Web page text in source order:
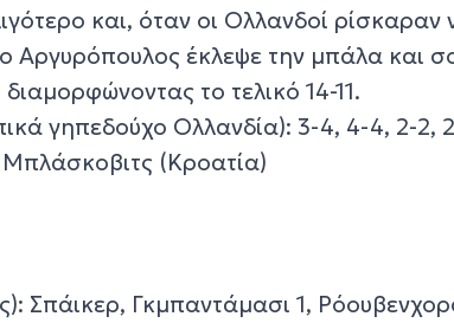
και, όταν οι Ολλανδοί ρίσκαραν
ο Αργυρόπουλος έκλεψε την μπάλα και
το τελικό 14-11.
γηπεδούχο Ολλανδία): 3-4, 4-4, 2-2,
(Κροατία)
Σπάικερ, Γκμπαντάμασι 1,